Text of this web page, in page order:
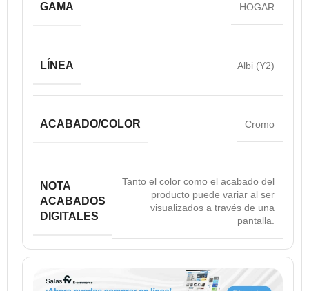
GAMA HOGAR
LÍNEA Albi (Y2)
ACABADO/COLOR Cromo
NOTA
ACABADOS
DIGITALES
Tanto el color como el acabado del
producto puede variar al ser
visualizados a través de una
pantalla.